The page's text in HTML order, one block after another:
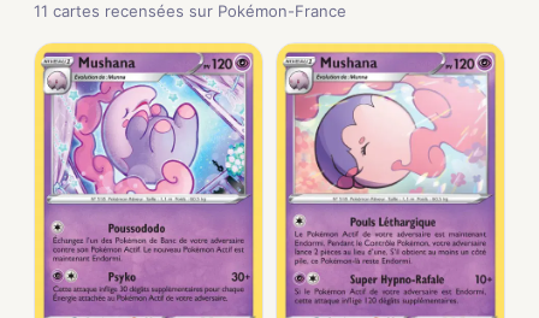
11 cartes recensées sur Pokémon-France